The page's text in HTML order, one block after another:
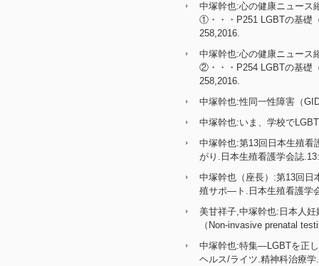
中塚幹也:心の健康ニュース
①・・・P251 LGBTの基礎
258,2016.
中塚幹也:心の健康ニュース
②・・・P254 LGBTの基礎
258,2016.
中塚幹也:性同一性障害（
中塚幹也:いま、学校で
中塚幹也:第13回日本生殖
がり.日本生殖看護学会誌
中塚幹也（座長）:第13回
殖サポ―ト.日本生殖看護学
美甘祥子,中塚幹也:日本人
（Non-invasive prenatal
中塚幹也:特集―LGBTを正
ヘルス/ライツ.精神科治療学